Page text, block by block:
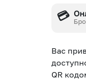
💳
Bаc
QR